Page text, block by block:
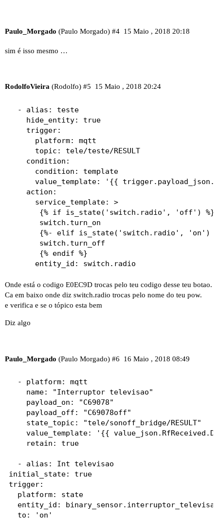
Paulo_Morgado (Paulo Morgado) 15 Maio , 2018 20:18
#4
sim é isso mesmo …
RodolfoVieira (Rodolfo) 15 Maio , 2018 20:24
#5
  - alias: teste
    hide_entity: true
    trigger:
      platform: mqtt
      topic: tele/teste/RESULT
    condition:
      condition: template
value_template: '{{
    action:
      service_template: >
       {% if is_state('switch.radio', 'off') %}
       switch.turn_on
{%- elif is_state('switch.radio', 'on')
       switch.turn_off
       {% endif %}
Onde está o codigo E0EC9D trocas pelo teu codigo desse teu botao.
Ca em baixo onde diz switch.radio trocas pelo nome do teu pow.
e verifica e se o tópico esta bem
Diz algo
Paulo_Morgado (Paulo Morgado) 16 Maio , 2018 08:49
#6
  - platform: mqtt
    name: "Interruptor televisao"
    payload_on: "C69078"
    payload_off: "C69078off"
    state_topic: "tele/sonoff_bridge/RESULT"
value_template: '{{
    retain: true
  - alias: Int televisao
initial_state: true
trigger:
  platform: state
entity_id:
  to: 'on'